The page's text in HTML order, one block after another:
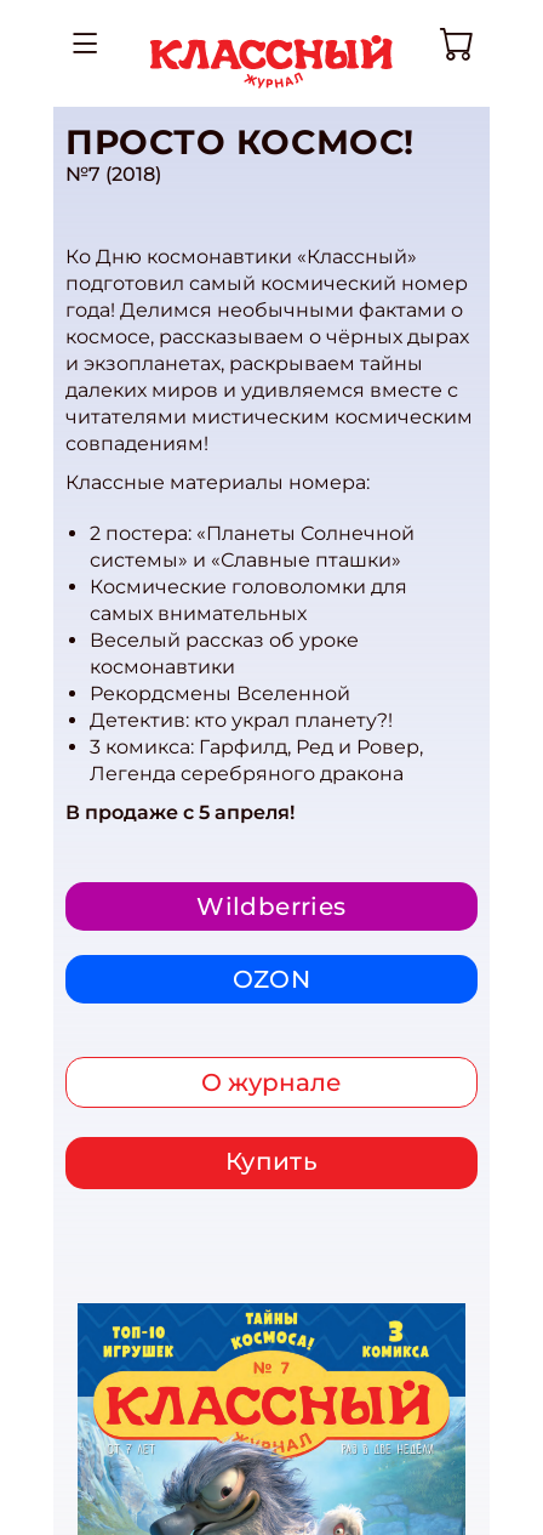
ПРОСТО КОСМОС!
№7 (2018)
Ко Дню космонавтики «Классный»
подготовил самый космический номер
года! Делимся необычными фактами о
космосе, рассказываем о чёрных дырах
и экзопланетах, раскрываем тайны
далеких миров и удивляемся вместе с
читателями мистическим космическим
совпадениям!
Классные материалы номера:
2 постера: «Планеты Солнечной
системы» и «Славные пташки»
Космические головоломки для
самых внимательных
Веселый рассказ об уроке
космонавтики
Рекордсмены Вселенной
Детектив: кто украл планету?!
3 комикса: Гарфилд, Ред и Ровер,
Легенда серебряного дракона
В продаже с 5 апреля!
Wildberries
OZON
О журнале
Купить